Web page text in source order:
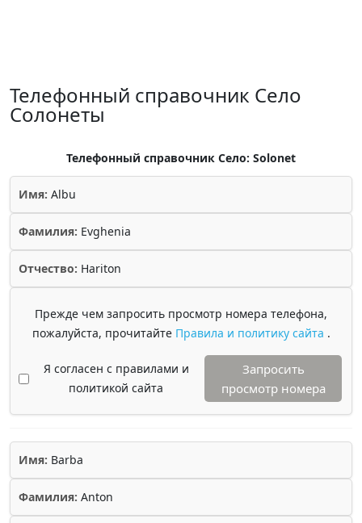
Телефонный справочник Село
Солонеты
Телефонный справочник Село: Solonet
Имя: Albu
Фамилия: Evghenia
Отчество: Hariton
Прежде чем запросить просмотр номера телефона,
пожалуйста, прочитайте Правила и политику сайта .
Я согласен с правилами и
политикой сайта
Запросить
просмотр номера
Имя: Barba
Фамилия: Anton